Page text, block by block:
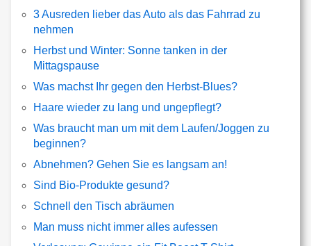
3 Ausreden lieber das Auto als das Fahrrad zu
nehmen
Herbst und Winter: Sonne tanken in der
Mittagspause
Was machst Ihr gegen den Herbst-Blues?
Haare wieder zu lang und ungepflegt?
Was braucht man um mit dem Laufen/Joggen zu
beginnen?
Abnehmen? Gehen Sie es langsam an!
Sind Bio-Produkte gesund?
Schnell den Tisch abräumen
Man muss nicht immer alles aufessen